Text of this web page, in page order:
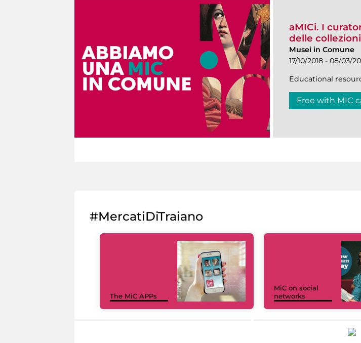
aMICi. I
delle collezioni
Musei in Comune
17/10/2018 - 08/03/
Educational
Free with MIC
#MercatiDiTraiano
The MiC APPs
MiC on social
networks